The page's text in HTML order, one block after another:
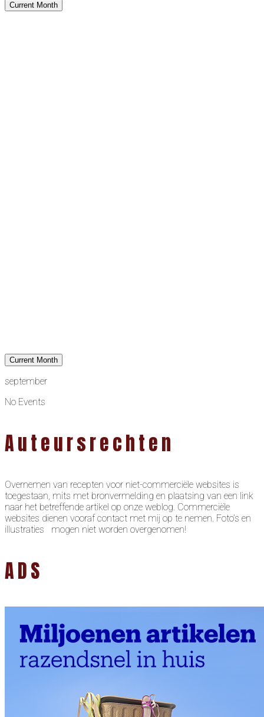
Current Month
Current Month
september
No Events
Auteursrechten
Overnemen van recepten voor niet-commerciële websites is
toegestaan, mits met bronvermelding en plaatsing van een link
naar het betreffende artikel op onze weblog. Commerciële
websites dienen vooraf contact met mij op te nemen. Foto’s en
illustraties mogen niet worden overgenomen!
ADS